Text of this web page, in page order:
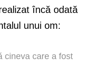
încă odată
unui om:
cineva care a fost